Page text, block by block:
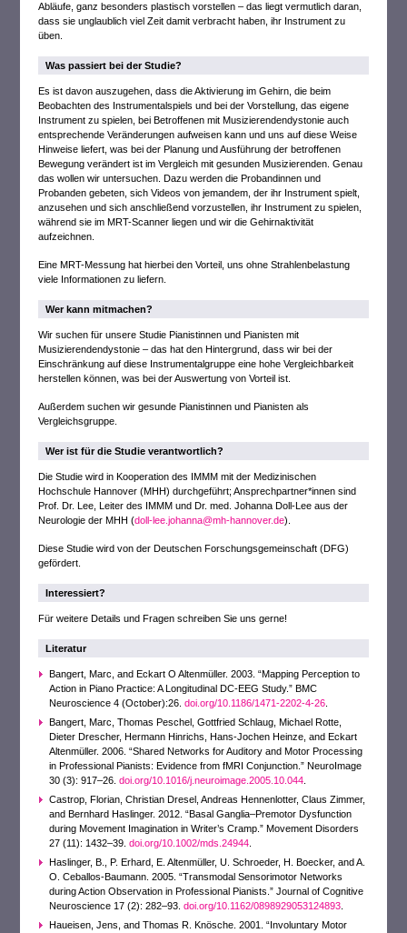
Abläufe, ganz besonders plastisch vorstellen – das liegt vermutlich daran,
dass sie unglaublich viel Zeit damit verbracht haben, ihr Instrument zu
üben.
Was passiert bei der Studie?
Es ist davon auszugehen, dass die Aktivierung im Gehirn, die beim
Beobachten des Instrumentalspiels und bei der Vorstellung, das eigene
Instrument zu spielen, bei Betroffenen mit Musizierendendystonie auch
entsprechende Veränderungen aufweisen kann und uns auf diese Weise
Hinweise liefert, was bei der Planung und Ausführung der betroffenen
Bewegung verändert ist im Vergleich mit gesunden Musizierenden. Genau
das wollen wir untersuchen. Dazu werden die Probandinnen und
Probanden gebeten, sich Videos von jemandem, der ihr Instrument spielt,
anzusehen und sich anschließend vorzustellen, ihr Instrument zu spielen,
während sie im MRT-Scanner liegen und wir die Gehirnaktivität
aufzeichnen.
Eine MRT-Messung hat hierbei den Vorteil, uns ohne Strahlenbelastung
viele Informationen zu liefern.
Wer kann mitmachen?
Wir suchen für unsere Studie Pianistinnen und Pianisten mit
Musizierendendystonie – das hat den Hintergrund, dass wir bei der
Einschränkung auf diese Instrumentalgruppe eine hohe Vergleichbarkeit
herstellen können, was bei der Auswertung von Vorteil ist.
Außerdem suchen wir gesunde Pianistinnen und Pianisten als
Vergleichsgruppe.
Wer ist für die Studie verantwortlich?
Die Studie wird in Kooperation des IMMM mit der Medizinischen
Hochschule Hannover (MHH) durchgeführt; Ansprechpartner*innen sind
Prof. Dr. Lee, Leiter des IMMM und Dr. med. Johanna Doll-Lee aus der
Neurologie der MHH (doll-lee.johanna@mh-hannover.de).
Diese Studie wird von der Deutschen Forschungsgemeinschaft (DFG)
gefördert.
Interessiert?
Für weitere Details und Fragen schreiben Sie uns gerne!
Literatur
Bangert, Marc, and Eckart O Altenmüller. 2003. “Mapping Perception to
Action in Piano Practice: A Longitudinal DC-EEG Study.” BMC
Neuroscience 4 (October):26.doi.org/10.1186/1471-2202-4-26
Bangert, Marc, Thomas Peschel, Gottfried Schlaug, Michael Rotte,
Dieter Drescher, Hermann Hinrichs, Hans-Jochen Heinze, and Eckart
Altenmüller. 2006. “Shared Networks for Auditory and Motor Processing
in Professional Pianists: Evidence from fMRI Conjunction.” NeuroImage
30 (3): 917–26.doi.org/10.1016/j.neuroimage.2005.10.044
Castrop, Florian, Christian Dresel, Andreas Hennenlotter, Claus Zimmer,
and Bernhard Haslinger. 2012. “Basal Ganglia–Premotor Dysfunction
during Movement Imagination in Writer’s Cramp.” Movement Disorders
27 (11): 1432–39.doi.org/10.1002/mds.24944
Haslinger, B., P. Erhard, E. Altenmüller, U. Schroeder, H. Boecker, and A.
O. Ceballos-Baumann. 2005. “Transmodal Sensorimotor Networks
during Action Observation in Professional Pianists.” Journal of Cognitive
Neuroscience 17 (2): 282–93.doi.org/10.1162/0898929053124893
Haueisen, Jens, and Thomas R. Knösche. 2001. “Involuntary Motor